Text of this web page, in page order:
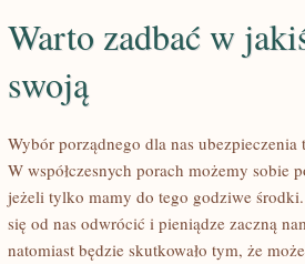
Warto zadbać w
swoją
Wybór porządnego dla nas
W współczesnych porach możemy sobie
jeżeli tylko mamy do tego godziwe
się od nas odwrócić i pieniądze zaczną
natomiast będzie skutkowało tym, że